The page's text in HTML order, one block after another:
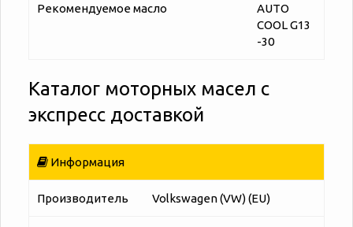
Рекомендуемое масло
AUTO
COOL G13
-30
Каталог моторных масел с
экспресс доставкой
Информация
Производитель Volkswagen (VW) (EU)